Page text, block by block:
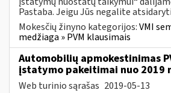
Pastaba. Jeigu Jūs negalite
Mokesčių žinyno kategorijos:VMI
medžiaga » PVM klausimais
Automobilių apmokestinimas
įstatymo pakeitimai nuo 2019
Web turinio sąrašas 2019-05-13